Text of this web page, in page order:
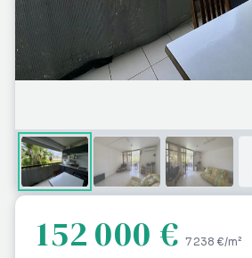
152 000 € 7 238 €/m²